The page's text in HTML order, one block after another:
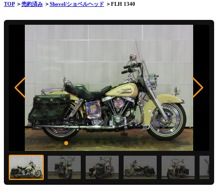
TOP＞売約済み ＞Shovel/ショベルヘッド ＞FLH 1340